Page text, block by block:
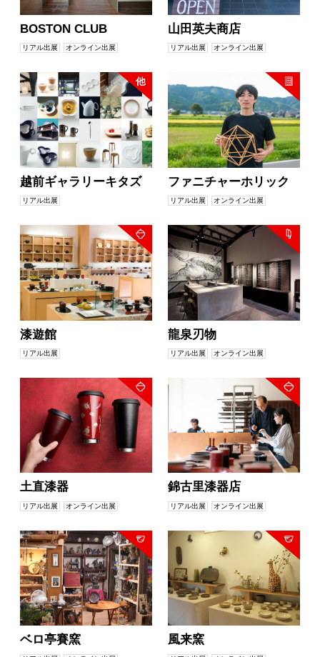
BOSTON CLUB
リアル出展 オンライン出展
山田英夫商店
リアル出展 オンライン出展
越前ギャラリーキタズ
リアル出展
ファニチャーホリック
リアル出展 オンライン出展
漆遊館
リアル出展
龍泉刃物
リアル出展 オンライン出展
土直漆器
リアル出展 オンライン出展
錦古里漆器店
リアル出展 オンライン出展
ベロ亭賽窯 風来窯